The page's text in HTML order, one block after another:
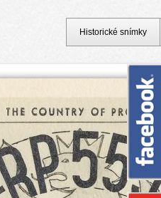
Historické snímky